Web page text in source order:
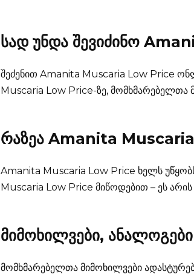
სად უნდა შევიძინო
შეძენით Amanita Muscaria Low Price
Muscaria Low Price-ზე, მომხმარებელთა
რაზეა Amanita
Amanita Muscaria Low Price ხელს
Muscaria Low Price მიწოდებით – ეს
მიმოხილვები,
მომხმარებელთა მიმოხილვები